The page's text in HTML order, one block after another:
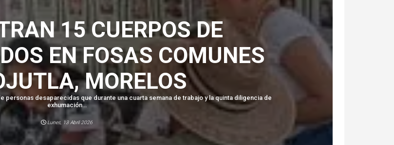
15 CUERPOS DE
EN FOSAS COMUNES
MORELOS
desaparecidas que durante una cuarta semana de trabajo y la quinta diligencia de
exhumación...
Lunes, 13 Abril 2026